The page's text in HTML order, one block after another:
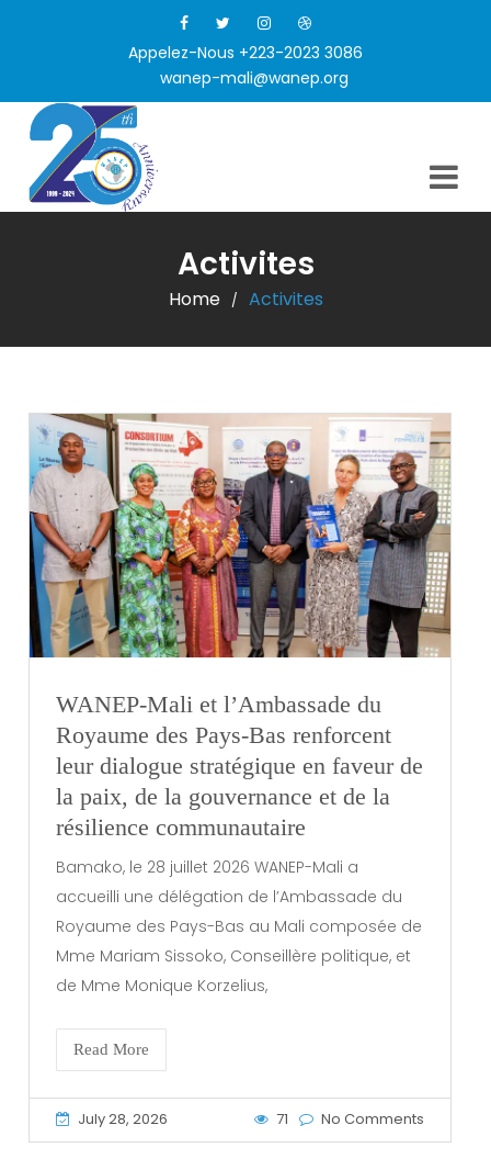
Appelez-Nous +223-2023 3086
wanep-mali@wanep.org
Activites
Home / Activites
WANEP-Mali et l’Ambassade du
Royaume des Pays-Bas renforcent
leur dialogue stratégique en faveur de
la paix, de la gouvernance et de la
résilience communautaire
Bamako, le 28 juillet 2026 WANEP-Mali a
accueilli une délégation de l’Ambassade du
Royaume des Pays-Bas au Mali composée de
Mme Mariam Sissoko, Conseillère politique, et
de Mme Monique Korzelius,
Read More
July 28, 2026 71 No Comments